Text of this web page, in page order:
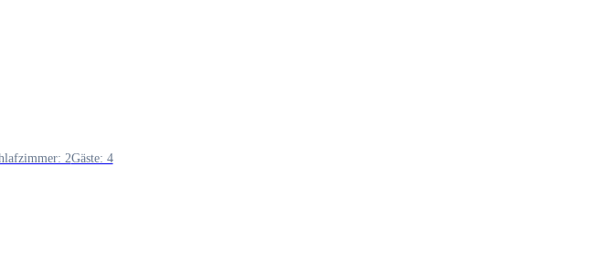
2Gäste: 4